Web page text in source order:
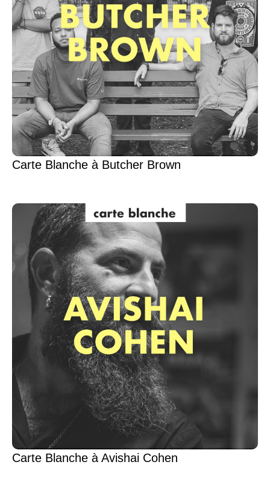
Carte Blanche à Butcher Brown
Carte Blanche à Avishai Cohen